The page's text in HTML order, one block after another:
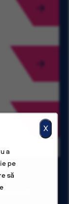
X
a
pe
să